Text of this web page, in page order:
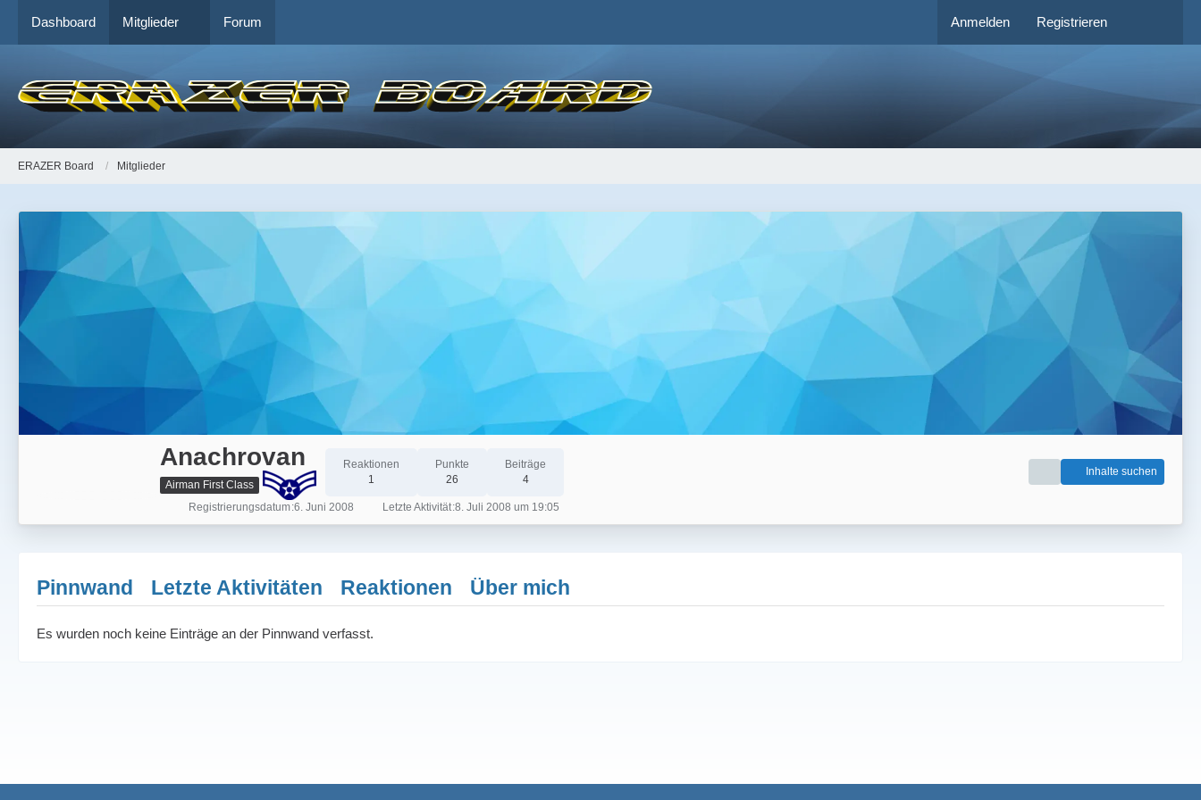
Dashboard Mitglieder Forum Anmelden Registrieren
ERAZER Board Mitglieder
Anachrovan
Airman First Class
Reaktionen
1
Punkte
26
Beiträge
4
Inhalte suchen
Registrierungsdatum 6. Juni 2008 Letzte Aktivität 8. Juli 2008 um 19:05
Pinnwand Letzte Aktivitäten Reaktionen Über mich
Es wurden noch keine Einträge an der Pinnwand verfasst.